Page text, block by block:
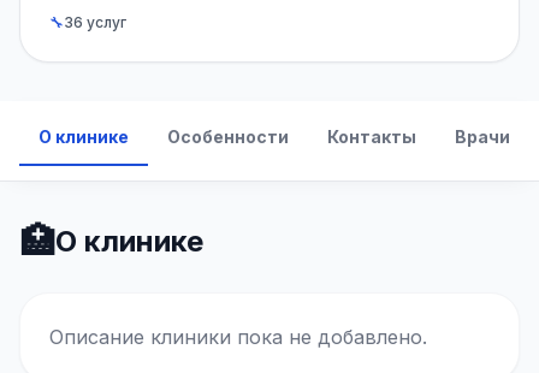
🔧36 услуг
О клинике Особенности Контакты Врачи
🏥О клинике
Описание клиники пока не добавлено.